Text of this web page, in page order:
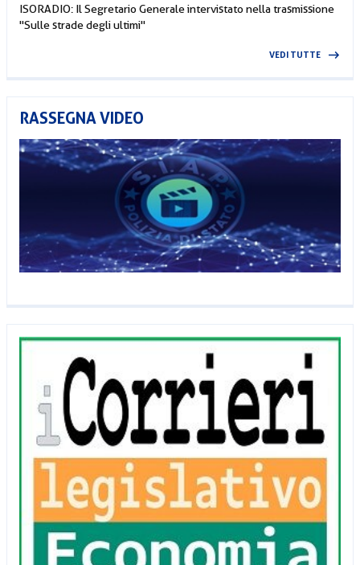
ISORADIO: Il Segretario Generale intervistato nella trasmissione
"Sulle strade degli ultimi"
VEDI TUTTE
RASSEGNA VIDEO